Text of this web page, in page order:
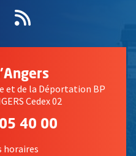
une
Flux RSS
et de la Déportation BP
Cedex 02
40 00
horaires